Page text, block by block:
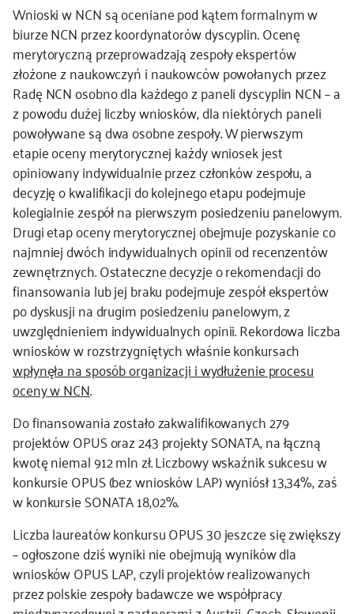
Wnioski w NCN są oceniane pod kątem formalnym w
biurze NCN przez koordynatorów dyscyplin. Ocenę
merytoryczną przeprowadzają zespoły ekspertów
złożone z naukowczyń i naukowców powołanych przez
Radę NCN osobno dla każdego z paneli dyscyplin NCN – a
z powodu dużej liczby wniosków, dla niektórych paneli
powoływane są dwa osobne zespoły. W pierwszym
etapie oceny merytorycznej każdy wniosek jest
opiniowany indywidualnie przez członków zespołu, a
decyzję o kwalifikacji do kolejnego etapu podejmuje
kolegialnie zespół na pierwszym posiedzeniu panelowym.
Drugi etap oceny merytorycznej obejmuje pozyskanie co
najmniej dwóch indywidualnych opinii od recenzentów
zewnętrznych. Ostateczne decyzje o rekomendacji do
finansowania lub jej braku podejmuje zespół ekspertów
po dyskusji na drugim posiedzeniu panelowym, z
uwzględnieniem indywidualnych opinii. Rekordowa liczba
wniosków w rozstrzygniętych właśnie konkursach
wpłynęła na sposób organizacji i wydłużenie procesu
oceny w NCN.
Do finansowania zostało zakwalifikowanych 279
projektów OPUS oraz 243 projekty SONATA, na łączną
kwotę niemal 912 mln zł. Liczbowy wskaźnik sukcesu w
konkursie OPUS (bez wniosków LAP) wyniósł 13,34%, zaś
w konkursie SONATA 18,02%.
Liczba laureatów konkursu OPUS 30 jeszcze się zwiększy
– ogłoszone dziś wyniki nie obejmują wyników dla
wniosków OPUS LAP, czyli projektów realizowanych
przez polskie zespoły badawcze we współpracy